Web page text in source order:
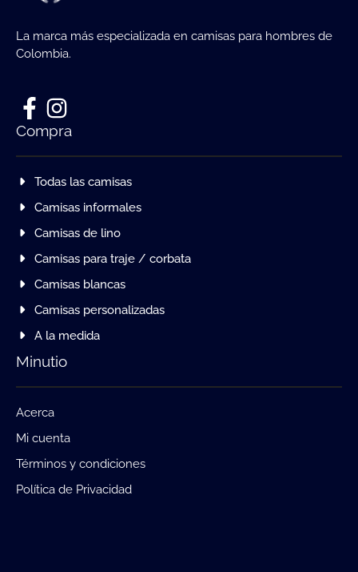
La marca más especializada en camisas para hombres de
Colombia.
Compra
Todas las camisas
Camisas informales
Camisas de lino
Camisas para traje / corbata
Camisas blancas
Camisas personalizadas
A la medida
Minutio
Acerca
Mi cuenta
Términos y condiciones
Política de Privacidad